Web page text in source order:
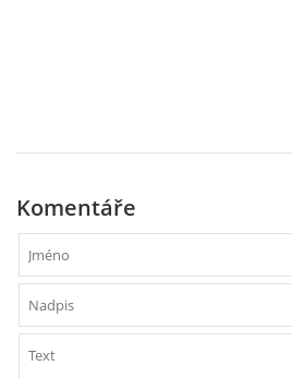
POHYBOVÉ AKTIVITY NA TÉMA JARO
PÍSNĚ K TÉMATU LÉTO
BÁSNĚ K TÉMATU LÉTO
POHYBOVÉ AKTIVITY NA TÉMA LÉTO
Komentáře